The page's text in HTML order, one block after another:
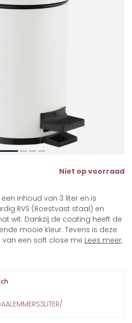
Niet op voorraad
inhoud van 3 liter en is
RVS (Roestvast staal) en
wit. Dankzij de coating heeft de
mooie kleur. Tevens is deze
een soft close me Lees meer.